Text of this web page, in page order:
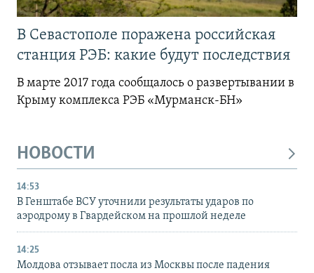
В Севастополе поражена российская
станция РЭБ: какие будут последствия
В марте 2017 года сообщалось о развертывании в
Крыму комплекса РЭБ «Мурманск-БН»
НОВОСТИ
14:53
В Генштабе ВСУ уточнили результаты ударов по
аэродрому в Гвардейском на прошлой неделе
14:25
Молдова отзывает посла из Москвы после падения